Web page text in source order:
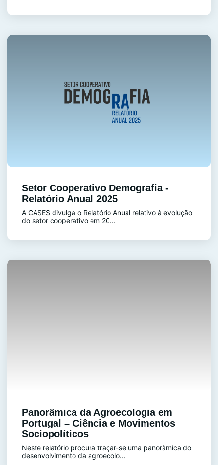
Setor Cooperativo Demografia -
Relatório Anual 2025
A CASES divulga o Relatório Anual relativo à evolução
do setor cooperativo em 20...
Panorâmica da Agroecologia em
Portugal – Ciência e Movimentos
Sociopolíticos
Neste relatório procura traçar-se uma panorâmica do
desenvolvimento da agroecolo...